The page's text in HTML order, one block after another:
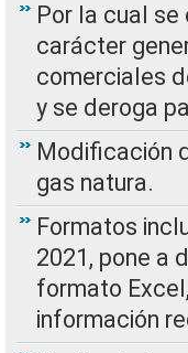
Por la cual
carácter
comerciales
y se deroga
Modificación
gas natura.
Formatos
2021, pone a
formato
información